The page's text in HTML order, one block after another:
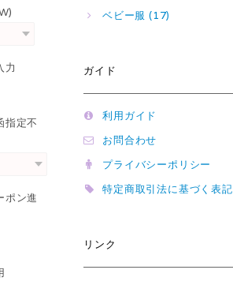
力
定不
ポン進
ベビー服 (17)
ガイド
利用ガイド
お問合わせ
プライバシーポリシー
特定商取引法に基づく表記
リンク